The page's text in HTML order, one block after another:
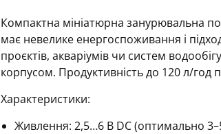
Компактна мініатюрна занурювальна
має невелике енергоспоживання і
проєктів, акваріумів чи систем
корпусом. Продуктивність до 120 л/
Характеристики:
Живлення: 2,5…6 В DC (оптимально